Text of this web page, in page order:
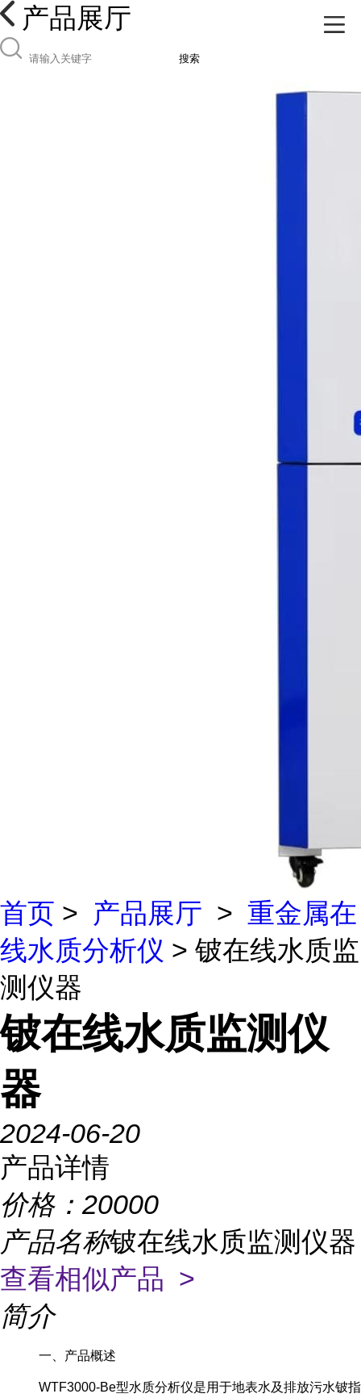
产品展厅
搜索
首页 > 产品展厅 > 重金属在
线水质分析仪 > 铍在线水质监
测仪器
铍在线水质监测仪
器
2024-06-20
产品详情
价格： 20000
产品名称铍在线水质监测仪器
查看相似产品 >
简介
一、产品概述
WTF3000-Be型水质分析仪是用于地表水及排放污水铍指